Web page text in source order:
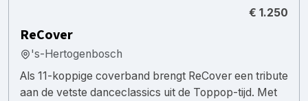
€ 1.250
ReCover
's-Hertogenbosch
Als 11-koppige coverband brengt ReCover een tribute
aan de vetste danceclassics uit de Toppop-tijd. Met